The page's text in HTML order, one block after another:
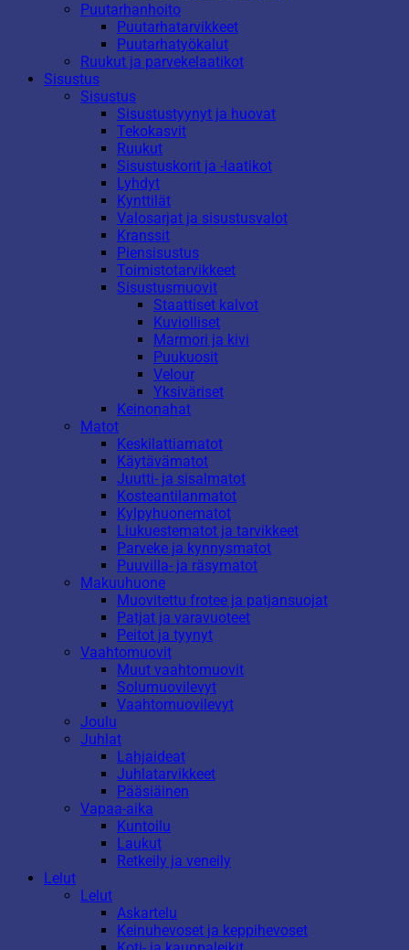
Puutarhanhoito
Puutarhatarvikkeet
Puutarhatyökalut
Ruukut ja parvekelaatikot
Sisustus
Sisustus
Sisustustyynyt ja huovat
Tekokasvit
Ruukut
Sisustuskorit ja -laatikot
Lyhdyt
Kynttilät
Valosarjat ja sisustusvalot
Kranssit
Piensisustus
Toimistotarvikkeet
Sisustusmuovit
Staattiset kalvot
Kuviolliset
Marmori ja kivi
Puukuosit
Velour
Yksiväriset
Keinonahat
Matot
Keskilattiamatot
Käytävämatot
Juutti- ja sisalmatot
Kosteantilanmatot
Kylpyhuonematot
Liukuestematot ja tarvikkeet
Parveke ja kynnysmatot
Puuvilla- ja räsymatot
Makuuhuone
Muovitettu frotee ja patjansuojat
Patjat ja varavuoteet
Peitot ja tyynyt
Vaahtomuovit
Muut vaahtomuovit
Solumuovilevyt
Vaahtomuovilevyt
Joulu
Juhlat
Lahjaideat
Juhlatarvikkeet
Pääsiäinen
Vapaa-aika
Kuntoilu
Laukut
Retkeily ja veneily
Lelut
Lelut
Askartelu
Keinuhevoset ja keppihevoset